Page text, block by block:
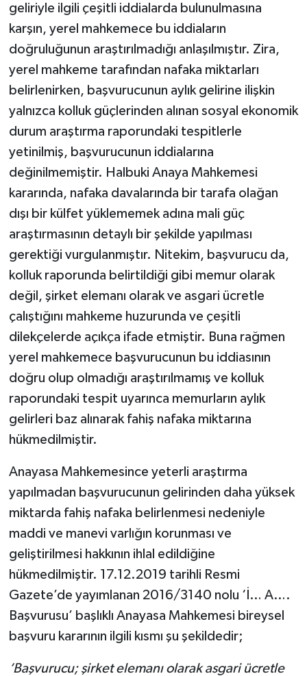
geliriyle ilgili çeşitli iddialarda bulunulmasına
karşın, yerel mahkemece bu iddiaların
doğruluğunun araştırılmadığı anlaşılmıştır. Zira,
yerel mahkeme tarafından nafaka miktarları
belirlenirken, başvurucunun aylık gelirine ilişkin
yalnızca kolluk güçlerinden alınan sosyal ekonomik
durum araştırma raporundaki tespitlerle
yetinilmiş, başvurucunun iddialarına
değinilmemiştir. Halbuki Anaya Mahkemesi
kararında, nafaka davalarında bir tarafa olağan
dışı bir külfet yüklememek adına mali güç
araştırmasının detaylı bir şekilde yapılması
gerektiği vurgulanmıştır. Nitekim, başvurucu da,
kolluk raporunda belirtildiği gibi memur olarak
değil, şirket elemanı olarak ve asgari ücretle
çalıştığını mahkeme huzurunda ve çeşitli
dilekçelerde açıkça ifade etmiştir. Buna rağmen
yerel mahkemece başvurucunun bu iddiasının
doğru olup olmadığı araştırılmamış ve kolluk
raporundaki tespit uyarınca memurların aylık
gelirleri baz alınarak fahiş nafaka miktarına
hükmedilmiştir.
Anayasa Mahkemesince yeterli araştırma
yapılmadan başvurucunun gelirinden daha yüksek
miktarda fahiş nafaka belirlenmesi nedeniyle
maddi ve manevi varlığın korunması ve
geliştirilmesi hakkının ihlal edildiğine
hükmedilmiştir. 17.12.2019 tarihli Resmi
Gazete’de yayımlanan 2016/3140 nolu ‘İ… A….
Başvurusu’ başlıklı Anayasa Mahkemesi bireysel
başvuru kararının ilgili kısmı şu şekildedir;
‘Başvurucu; şirket elemanı olarak asgari ücretle